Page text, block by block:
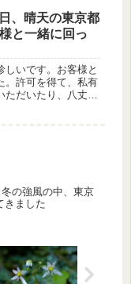
、晴天の東京都
と一緒に回っ
しいです。お客様と
。許可を得て、私有
ただいたり、八丈小
の強風の中、東京
きました